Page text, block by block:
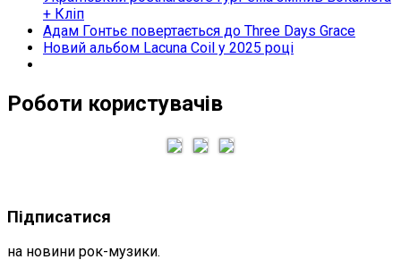
+ Кліп
Адам Гонтьє повертається до Three Days Grace
Новий альбом Lacuna Coil у 2025 році
Роботи користувачів
Підписатися
на новини рок-музики.